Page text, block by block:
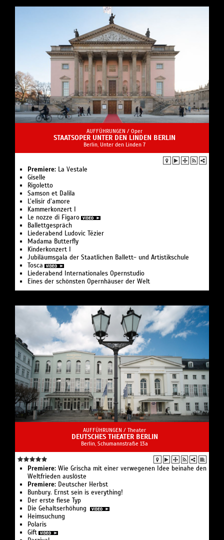
AUFFÜHRUNGEN / Oper
STAATSOPER UNTER DEN LINDEN BERLIN
Berlin, Unter den Linden 7
Premiere: La Vestale
Giselle
Rigoletto
Samson et Dalila
L’elisir d’amore
Kam­mer­kon­zert I
Le nozze di Figaro
Ballettgespräch
Liederabend Ludovic Tézier
Madama Butterfly
Kinderkonzert I
Jubiläumsgala der Staatlichen Ballett- und Artistikschule
Tosca
Liederabend Internationales Opernstudio
Eines der schönsten Opernhäuser der Welt
AUFFÜHRUNGEN / Theater
DEUTSCHES THEATER BERLIN
Berlin, Schumannstraße 13a
Premiere: Wie Grischa mit einer verwegenen Idee beinahe den
Weltfrieden auslöste
Premiere: Deutscher Herbst
Bunbury. Ernst sein is everything!
Der erste fiese Typ
Die Gehaltserhöhung
Heimsuchung
Polaris
Gift